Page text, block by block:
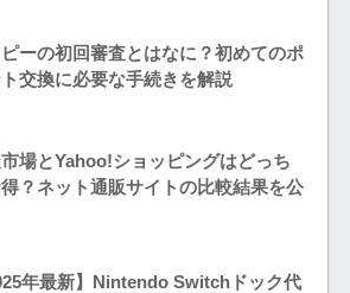
ーの初回審査とはなに？初めてのポ
交換に必要な手続きを解説
場とYahoo!ショッピングはどっち
？ネット通販サイトの比較結果を公
年最新】Nintendo Switchドック代